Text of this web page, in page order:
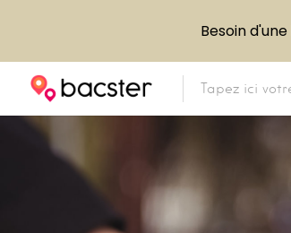
Besoin d'une